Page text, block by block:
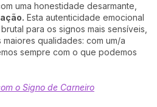
uma honestidade desarmante,
Esta autenticidade emocional
para os signos mais sensíveis,
maiores qualidades: com um/a
sempre com o que podemos
o Signo de Carneiro